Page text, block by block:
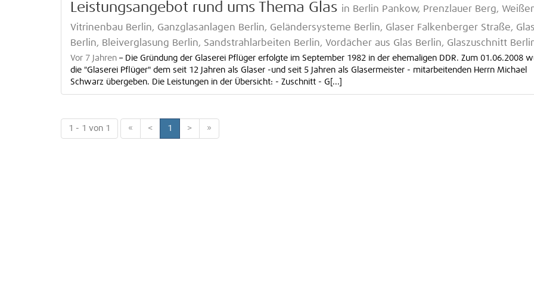
Leistungsangebot rund ums Thema Glas in Berlin Pankow, Prenzlauer Berg,
Vitrinenbau Berlin, Ganzglasanlagen Berlin, Geländersysteme Berlin, Glaser Falkenberger Straße,
Berlin, Bleiverglasung Berlin, Sandstrahlarbeiten Berlin, Vordächer aus Glas Berlin, Glaszuschnitt
Vor 7 Jahren – Die Gründung der Glaserei Pflüger erfolgte im September 1982 in der ehemaligen DDR. Zum 01.06.2008
die "Glaserei Pflüger" dem seit 12 Jahren als Glaser -und seit 5 Jahren als Glasermeister - mitarbeitenden Herrn Michael
Schwarz übergeben. Die Leistungen in der Übersicht: - Zuschnitt - G[...]
1 - 1 von 1 « < 1 > »